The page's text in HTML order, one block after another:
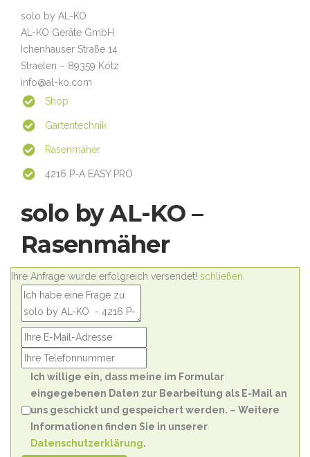
solo by AL-KO
AL-KO Geräte GmbH
Ichenhauser Straße 14
Straelen – 89359 Kötz
info@al-ko.com
Shop
Gartentechnik
Rasenmäher
4216 P-A EASY PRO
solo by AL-KO –
Rasenmäher
Ihre Anfrage wurde erfolgreich versendet! schließen
Ich willige ein, dass meine im Formular
eingegebenen Daten zur Bearbeitung als E-Mail an
uns geschickt und gespeichert werden. – Weitere
Informationen finden Sie in unserer
Datenschutzerklärung.